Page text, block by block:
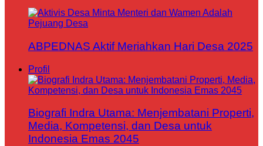
ABPEDNAS Aktif Meriahkan Hari Desa 2025
Profil
Biografi Indra Utama: Menjembatani Properti,
Media, Kompetensi, dan Desa untuk
Indonesia Emas 2045